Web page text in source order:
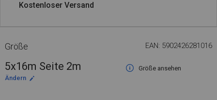
Kostenloser Versand
Größe EAN: 5902426281016
5x16m Seite 2m
Größe ansehen
Ändern